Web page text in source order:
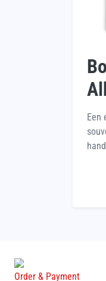
Een
Order & Payment